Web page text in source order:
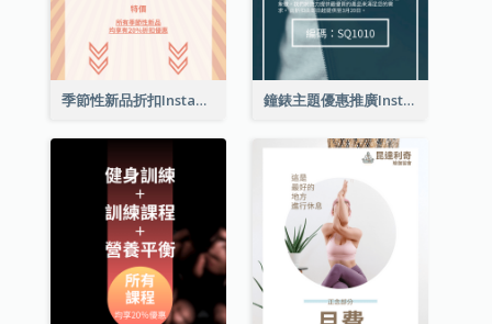
季節性新品折扣Instagram限時動態 鐘錶主題優惠推廣Instagram限時動態